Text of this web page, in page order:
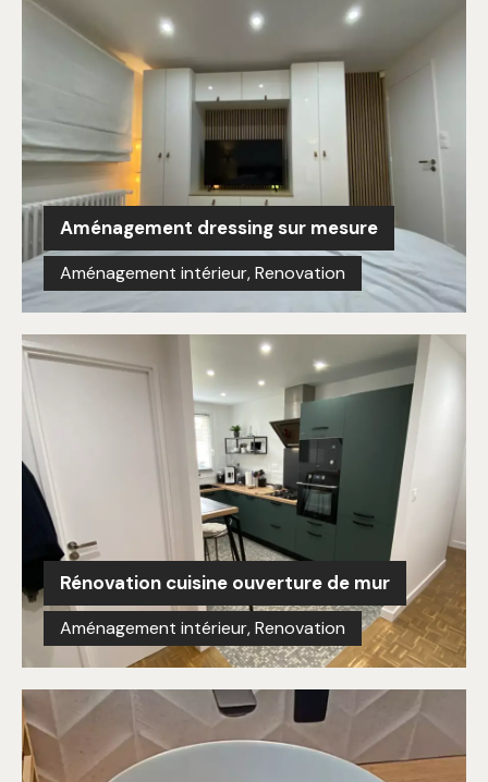
Aménagement dressing sur mesure
Aménagement intérieur,Renovation
Rénovation cuisine ouverture de mur
Aménagement intérieur,Renovation